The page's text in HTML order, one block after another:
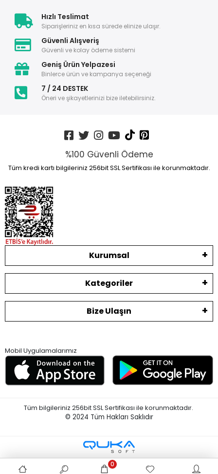
Hızlı Teslimat
Siparişleriniz en kısa sürede elinize ulaşır.
Güvenli Alışveriş
Güvenli ve kolay ödeme sistemi
Geniş Ürün Yelpazesi
Binlerce ürün ve kampanya seçeneği
7 / 24 DESTEK
Öneri ve şikayetlerinizi bize iletebilirsiniz.
%100 Güvenli Ödeme
Tüm kredi kartı bilgileriniz 256bit SSL Sertifikası ile korunmaktadır.
Kurumsal
Kategoriler
Bize Ulaşın
Mobil Uygulamalarımız
Tüm bilgileriniz 256bit SSL Sertifikası ile korunmaktadır.
© 2024 Tüm Hakları Saklıdır
0